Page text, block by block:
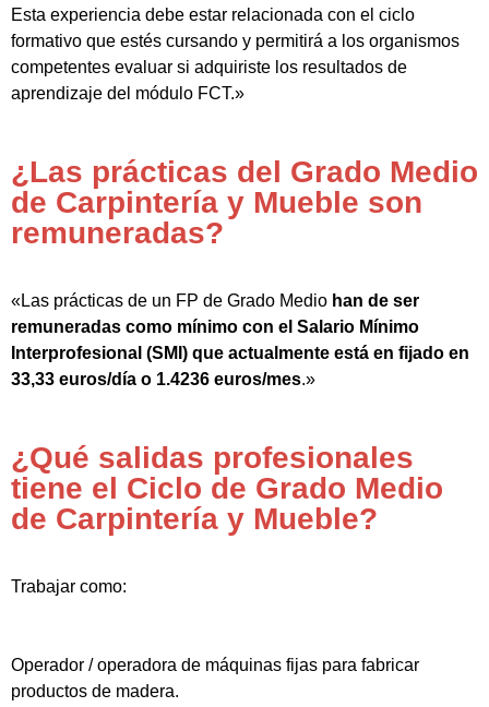
Esta experiencia debe estar relacionada con el ciclo
formativo que estés cursando y permitirá a los organismos
competentes evaluar si adquiriste los resultados de
aprendizaje del módulo FCT.»
¿Las prácticas del Grado Medio
de Carpintería y Mueble son
remuneradas?
«Las prácticas de un FP de Grado Medio han de ser
remuneradas como mínimo con el Salario Mínimo
Interprofesional (SMI) que actualmente está en fijado en
33,33 euros/día o 1.4236 euros/mes.»
¿Qué salidas profesionales
tiene el Ciclo de Grado Medio
de Carpintería y Mueble?
Trabajar como:
Operador / operadora de máquinas fijas para fabricar
productos de madera.